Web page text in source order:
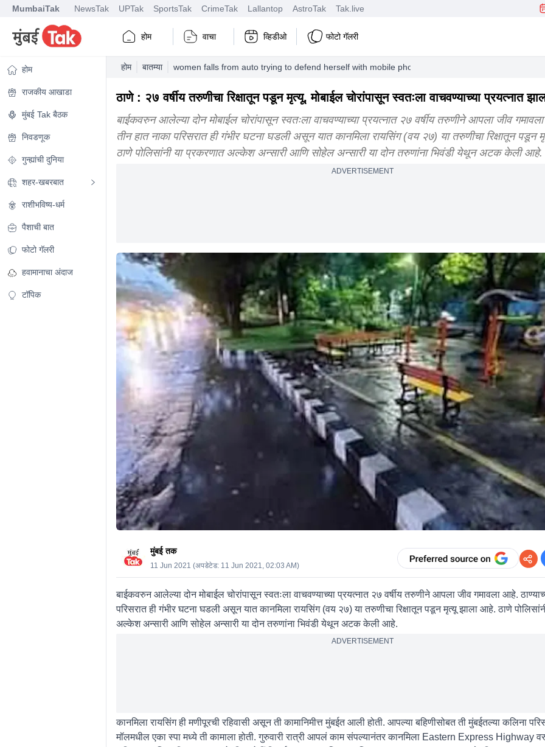
MumbaiTak NewsTak UPTak SportsTak CrimeTak Lallantop AstroTak Tak.live
होम वाचा व्हिडीओ फोटो गॅलरी
होम
राजकीय आखाडा
मुंबई Tak बैठक
निवडणूक
गुन्ह्यांची दुनिया
शहर-खबरबात
राशीभविष्य-धर्म
पैशाची बात
फोटो गॅलरी
हवामानाचा अंदाज
टॉपिक
होम बातम्या women falls from auto trying to defend herself with mobile phone robbers dies
ठाणे : २७ वर्षीय तरुणीचा रिक्षातून पडून मृत्यू, मोबाईल चोरांपासून स्वतःला वाचवण्याच्या प्रयत्नात
बाईकवरुन आलेल्या दोन मोबाईल चोरांपासून स्वतःला वाचवण्याच्या प्रयत्नात २७ वर्षीय तरुणीने आपला जीव
तीन हात नाका परिसरात ही गंभीर घटना घडली असून यात कानमिला रायसिंग (वय २७) या तरुणीचा रिक्षातून पडून
ठाणे पोलिसांनी या प्रकरणात अल्केश अन्सारी आणि सोहेल अन्सारी या दोन तरुणांना भिवंडी येथून अटक केली
ADVERTISEMENT
मुंबई तक
11 Jun 2021 (अपडेटेड: 11 Jun 2021, 02:03 AM)
बाईकवरुन आलेल्या दोन मोबाईल चोरांपासून स्वतःला वाचवण्याच्या प्रयत्नात २७ वर्षीय तरुणीने आपला जीव गमावला आहे.
परिसरात ही गंभीर घटना घडली असून यात कानमिला रायसिंग (वय २७) या तरुणीचा रिक्षातून पडून मृत्यू झाला आहे. ठाणे
अल्केश अन्सारी आणि सोहेल अन्सारी या दोन तरुणांना भिवंडी येथून अटक केली आहे.
ADVERTISEMENT
कानमिला रायसिंग ही मणीपूरची रहिवासी असून ती कामानिमीत्त मुंबईत आली होती. आपल्या बहिणीसोबत ती मुंबईतल्या कलिना
मॉलमधील एका स्पा मध्ये ती कामाला होती. गुरुवारी रात्री आपलं काम संपल्यानंतर कानमिला Eastern Express Highway